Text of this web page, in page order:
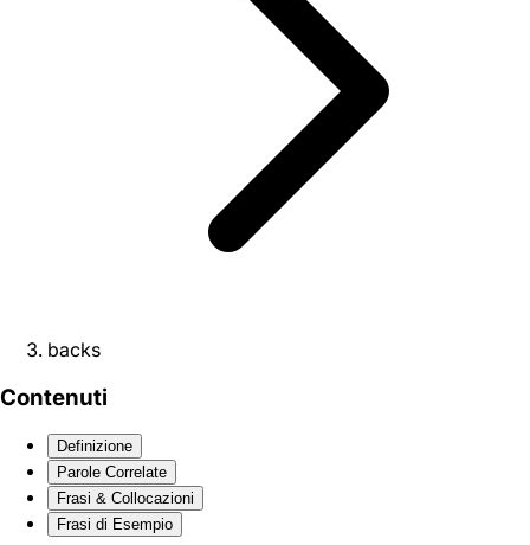
backs
Contenuti
Definizione
Parole Correlate
Frasi & Collocazioni
Frasi di Esempio